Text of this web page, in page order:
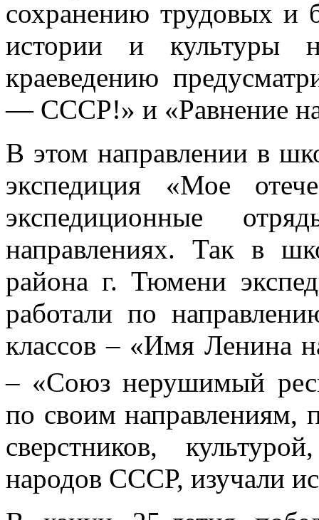
сохранению трудовых и
истории и культуры
краеведению
— СССР!» и «Равнение
В этом направлении в
экспедиция «Мое
экспедиционные
направлениях. Так в
района г. Тюмени
работали по
классов – «Имя Ленина
– «Союз нерушимый
по своим направлениям,
сверстников,
народов СССР, изучали